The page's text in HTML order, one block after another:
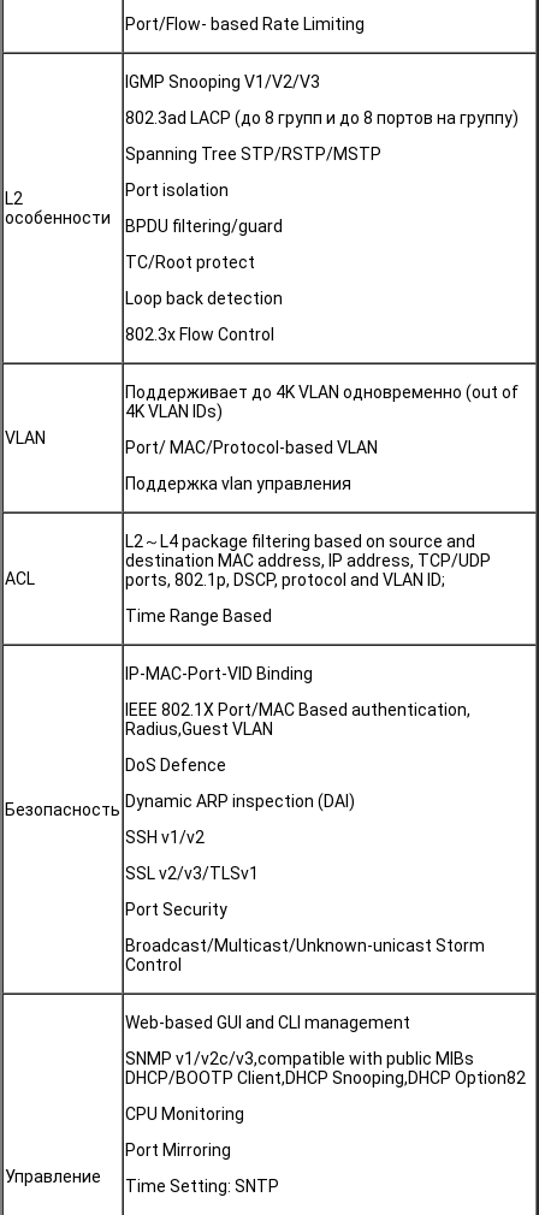
Port/Flow- based Rate Limiting
L2
особенности
IGMP Snooping V1/V2/V3
802.3ad LACP (до 8 групп и до 8 портов на группу)
Spanning Tree STP/RSTP/MSTP
Port isolation
BPDU filtering/guard
TC/Root protect
Loop back detection
802.3x Flow Control
VLAN
Поддерживает до 4K VLAN одновременно (out of
4K VLAN IDs)
Port/ MAC/Protocol-based VLAN
Поддержка vlan управления
ACL
L2～L4 package filtering based on source and
destination MAC address, IP address, TCP/UDP
ports, 802.1p, DSCP, protocol and VLAN ID;
Time Range Based
Безопасность
IP-MAC-Port-VID Binding
IEEE 802.1X Port/MAC Based authentication,
Radius,Guest VLAN
DoS Defence
Dynamic ARP inspection (DAI)
SSH v1/v2
SSL v2/v3/TLSv1
Port Security
Broadcast/Multicast/Unknown-unicast Storm
Control
Управление
Web-based GUI and CLI management
SNMP v1/v2c/v3,compatible with public MIBs
DHCP/BOOTP Client,DHCP Snooping,DHCP Option82
CPU Monitoring
Port Mirroring
Time Setting: SNTP